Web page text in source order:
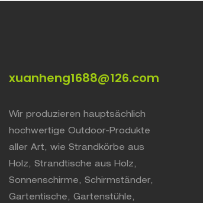
xuanheng1688@126.com
Wir produzieren hauptsächlich
hochwertige Outdoor-Produkte
aller Art, wie Strandkörbe aus
Holz, Strandtische aus Holz,
Sonnenschirme, Schirmständer,
Gartentische, Gartenstühle,